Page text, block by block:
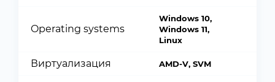
Operating systems
Windows 10,
Windows 11,
Linux
Виртуализация AMD-V, SVM